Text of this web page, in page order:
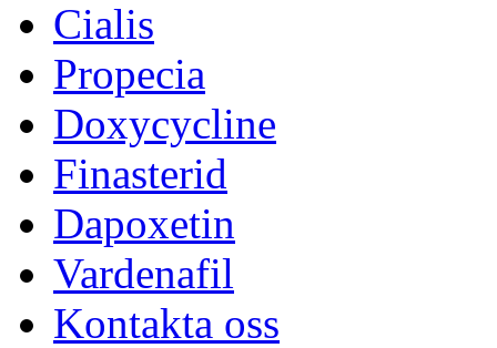
Cialis
Propecia
Doxycycline
Finasterid
Dapoxetin
Vardenafil
Kontakta oss